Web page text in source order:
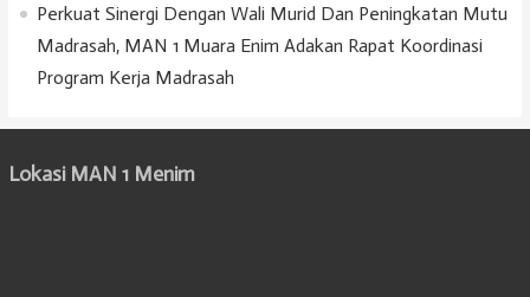
Perkuat Sinergi Dengan Wali Murid Dan Peningkatan Mutu
Madrasah, MAN 1 Muara Enim Adakan Rapat Koordinasi
Program Kerja Madrasah
Lokasi MAN 1 Menim